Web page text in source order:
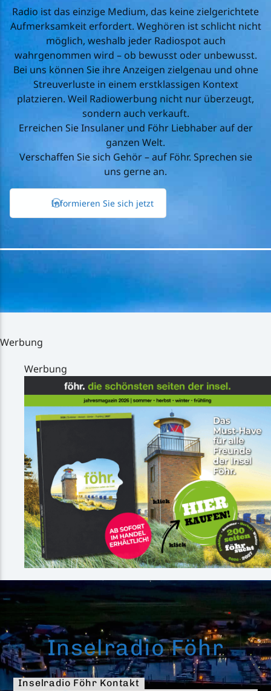
Radio ist das einzige Medium, das keine zielgerichtete
Aufmerksamkeit erfordert. Weghören ist schlicht nicht
möglich, weshalb jeder Radiospot auch
wahrgenommen wird – ob bewusst oder unbewusst.
Bei uns können Sie ihre Anzeigen zielgenau und ohne
Streuverluste in einem erstklassigen Kontext
platzieren. Weil Radiowerbung nicht nur überzeugt,
sondern auch verkauft.
Erreichen Sie Insulaner und Föhr Liebhaber auf der
ganzen Welt.
Verschaffen Sie sich Gehör – auf Föhr. Sprechen sie
uns gerne an.
Informieren Sie sich jetzt
Werbung
Werbung
Inselradio Föhr
Inselradio Föhr Kontakt